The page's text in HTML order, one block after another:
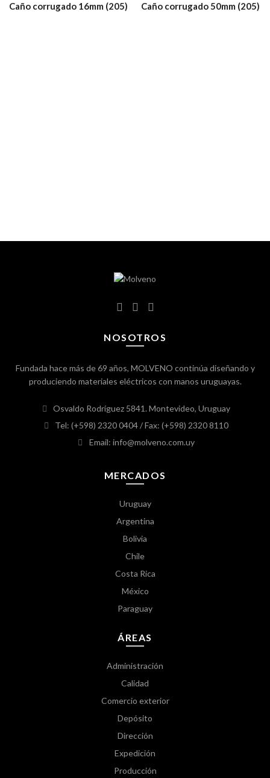
Caño corrugado 16mm (205) Caño corrugado 50mm (205)
NOSOTROS
Fundada hace más de 69 años, MOLVENO continúa diseñando y
produciendo materiales eléctricos con manos uruguayas.
Osvaldo Rodríguez 5841. Montevideo, Uruguay
Tel: (+598) 2320 0404/ Fax: (+598) 2320 8110
Email: info@molveno.com.uy
MERCADOS
Uruguay
Argentina
Bolivia
Chile
Costa Rica
México
Paraguay
ÁREAS
Administración
Calidad
Comercio exterior
Depósito
Dirección
Expedición
Producción